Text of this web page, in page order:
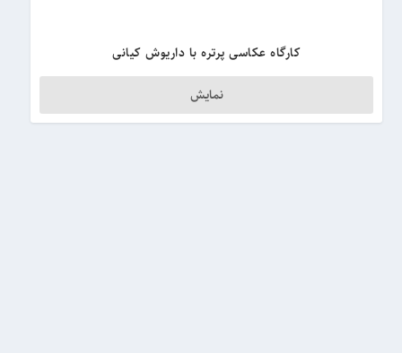
کارگاه عکاسی پرتره با داریوش کیانی
نمایش